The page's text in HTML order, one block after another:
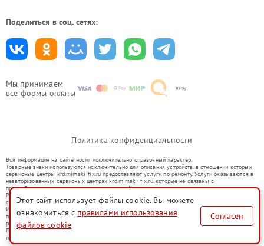
Мы принимаем
все формы оплаты
Поделиться в соц. сетях:
Политика конфиденциальности
Вся информация на сайте носит исключительно справочный характер.
Товарные знаки используются исключительно для описания устройств, в отношении которых
сервисные центры krd.mimaki-fix.ru предоставляют услуги по ремонту. Услуги оказываются в
неавторизованных сервисных центрах krd.mimaki-fix.ru, которые не связаны с
правообладателями товарных знаков или их официальными представителями.
Ремонт осуществляется для устройств, уже введенных в гражданский оборот в соответствии
со статьей 1487 ГК РФ.
Использование товарных знаков не преследует цели индивидуализации услуг или введения
потребителей в заблуждение, а служит для информирования о предоставляемых услугах по
ремонту техники указанных брендов.
Представленная на сайте информация не является публичной офертой, определяемой
положениями Статьи 437(2) Гражданского кодекса РФ
Этот сайт использует файлы cookie. Вы можете
ознакомиться с правилами использования
файлов cookie
Согласен